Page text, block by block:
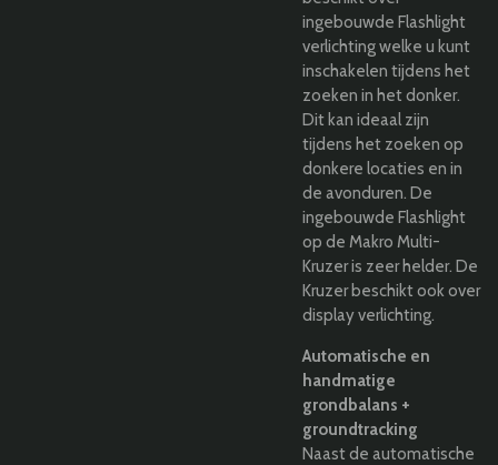
ingebouwde Flashlight
verlichting welke u kunt
inschakelen tijdens het
zoeken in het donker.
Dit kan ideaal zijn
tijdens het zoeken op
donkere locaties en in
de avonduren. De
ingebouwde Flashlight
op de Makro Multi-
Kruzer is zeer helder. De
Kruzer beschikt ook over
display verlichting.
Automatische en
handmatige
grondbalans +
groundtracking
Naast de automatische